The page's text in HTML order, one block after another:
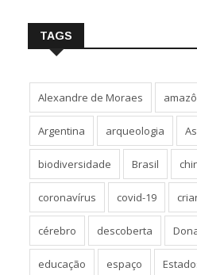
TAGS
Alexandre de Moraes
Argentina arqueologia
biodiversidade Brasil
coronavírus covid-19
cérebro descoberta
educação espaço